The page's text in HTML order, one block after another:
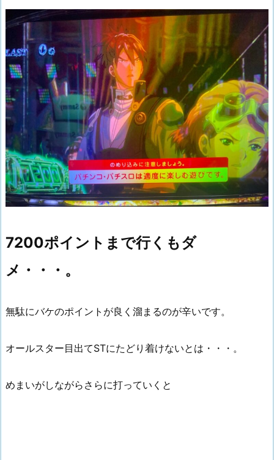
7200ポイントまで行くもダ
メ・・・。
無駄にバケのポイントが良く溜まるのが辛いです。
オールスター目出てSTにたどり着けないとは・・・。
めまいがしながらさらに打っていくと